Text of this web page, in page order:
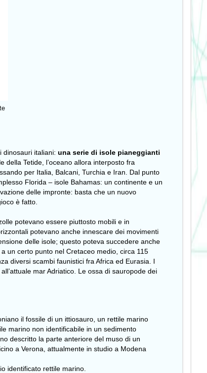
dinosauri italiani: una serie di isole pianeggianti
della Tetide, l’oceano allora interposto fra
per Italia, Balcani, Turchia e Iran. Dal punto
Florida – isole Bahamas: un continente e un
delle impronte: basta che un nuovo
è fatto.
potevano essere piuttosto mobili e in
potevano anche innescare dei movimenti
delle isole; questo poteva succedere anche
un certo punto nel Cretaceo medio, circa 115
diversi scambi faunistici fra Africa ed Eurasia. I
mar Adriatico. Le ossa di sauropode dei
il fossile di un ittiosauro, un rettile marino
marino non identificabile in un sedimento
descritto la parte anteriore del muso di un
a Verona, attualmente in studio a Modena
identificato rettile marino.